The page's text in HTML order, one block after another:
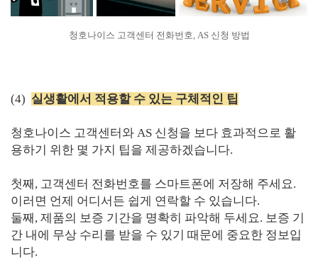
청호나이스 고객센터 전화번호, AS 신청 방법
(4) 실생활에서 적용할 수 있는 구체적인 팁
청호나이스 고객센터와 AS 신청을 보다 효과적으로 활
용하기 위한 몇 가지 팁을 제공하겠습니다.
첫째, 고객센터 전화번호를 스마트폰에 저장해 주세요.
이러면 언제 어디서든 쉽게 연락할 수 있습니다.
둘째, 제품의 보증 기간을 명확히 파악해 두세요. 보증 기
간 내에 무상 수리를 받을 수 있기 때문에 중요한 정보입
니다.